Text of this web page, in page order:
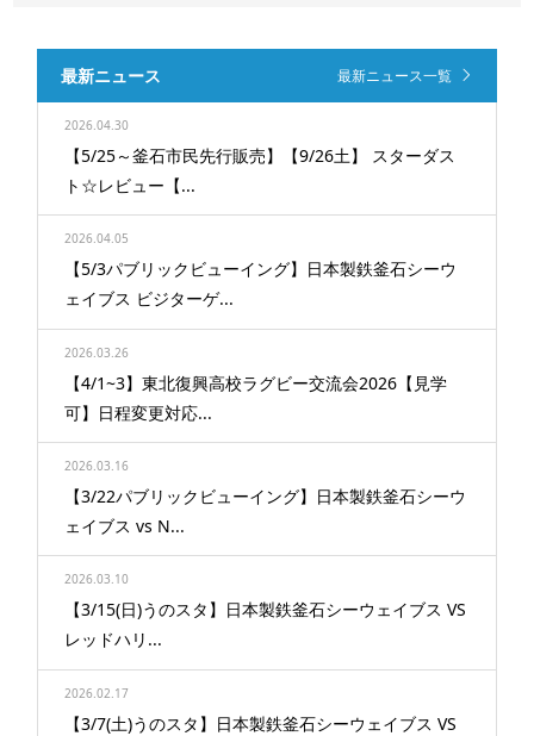
最新ニュース 最新ニュース一覧
2026.04.30
【5/25～釜石市民先行販売】【9/26土】 スターダス
ト☆レビュー【...
2026.04.05
【5/3パブリックビューイング】日本製鉄釜石シーウ
ェイブス ビジターゲ...
2026.03.26
【4/1~3】東北復興高校ラグビー交流会2026【見学
可】日程変更対応...
2026.03.16
【3/22パブリックビューイング】日本製鉄釜石シーウ
ェイブス vs N...
2026.03.10
【3/15(日)うのスタ】日本製鉄釜石シーウェイブス VS
レッドハリ...
2026.02.17
【3/7(土)うのスタ】日本製鉄釜石シーウェイブス VS